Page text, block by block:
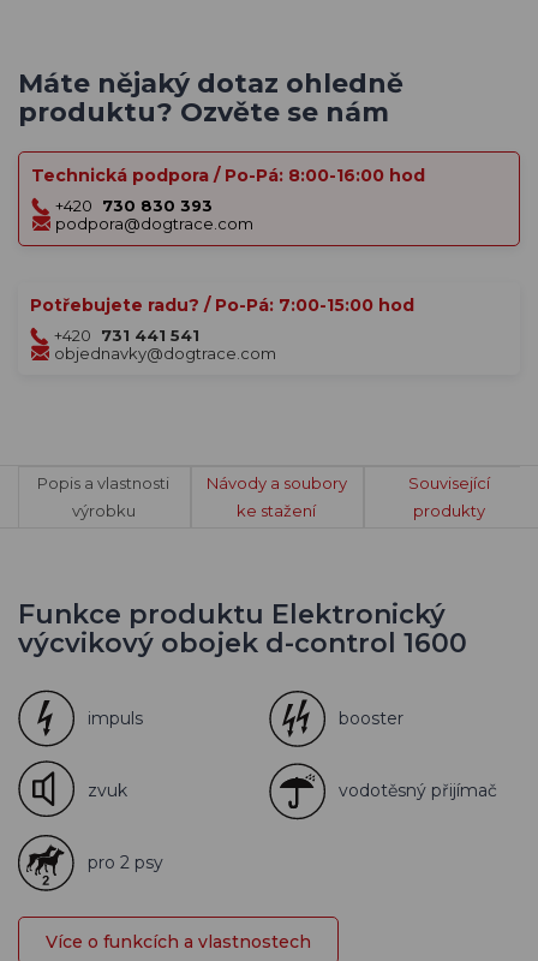
Máte nějaký dotaz ohledně
produktu? Ozvěte se nám
Technická podpora / Po-Pá: 8:00-16:00 hod
+420
730 830 393
podpora@dogtrace.com
Potřebujete radu? / Po-Pá: 7:00-15:00 hod
+420
731 441 541
objednavky@dogtrace.com
Popis a vlastnosti
výrobku
Návody a soubory
ke stažení
Související
produkty
Funkce produktu Elektronický
výcvikový obojek d-control 1600
impuls booster
zvuk vodotěsný přijímač
pro 2 psy
Více o funkcích a vlastnostech